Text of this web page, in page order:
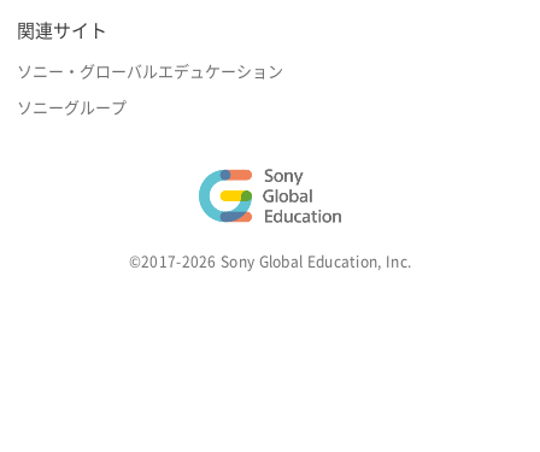
関連サイト
ソニー・グローバルエデュケーション
ソニーグループ
©2017-2026 Sony Global Education, Inc.